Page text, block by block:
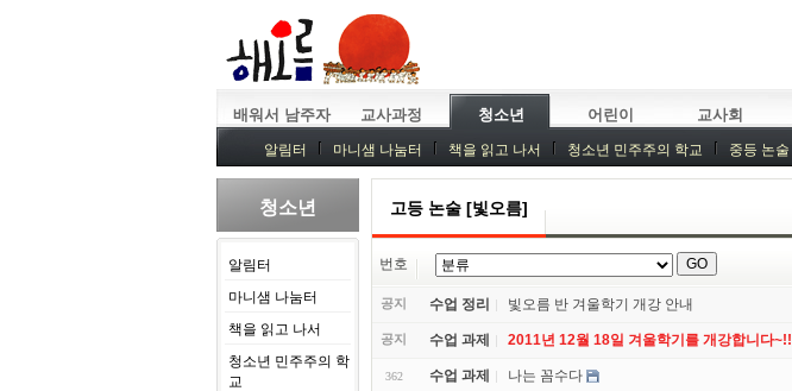
배워서 남주자 교사과정 청소년 어린이 교사회
알림터 마니샘 나눔터 책을 읽고 나서 청소년 민주주의 학교 중등 논술
청소년
알림터
마니샘 나눔터
책을 읽고 나서
청소년 민주주의 학
교
고등 논술 [빛오름]
번호
공지 수업 정리 빛오름 반 겨울학기 개강 안내
공지 수업 과제 2011년 12월 18일 겨울학기를 개강합니다~!!
362 수업 과제 나는 꼼수다